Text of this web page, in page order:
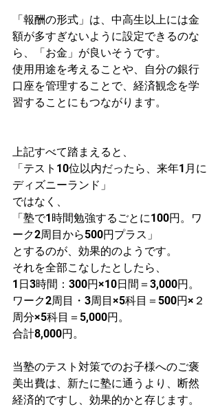
「報酬の形式」は、中高生以上には金
額が多すぎないように設定できるのな
ら、「お金」が良いそうです。
使用用途を考えることや、自分の銀行
口座を管理することで、経済観念を学
習することにもつながります。
上記すべて踏まえると、
「テスト10位以内だったら、来年1月に
ディズニーランド」
ではなく、
「塾で1時間勉強するごとに100円。ワ
ーク2周目から500円プラス」
とするのが、効果的のようです。
それを全部こなしたとしたら、
1日3時間：300円×10日間＝3,000円。
ワーク2周目・3周目×5科目＝500円×２
周分×5科目＝5,000円。
合計8,000円。
当塾のテスト対策でのお子様へのご褒
美出費は、新たに塾に通うより、断然
経済的ですし、効果的かと存じます。